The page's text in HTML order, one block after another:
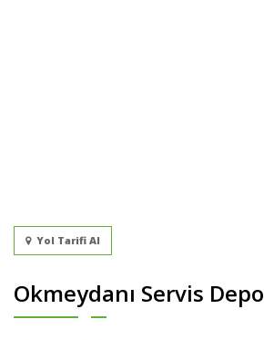
Yol Tarifi Al
Okmeydanı Servis Depo